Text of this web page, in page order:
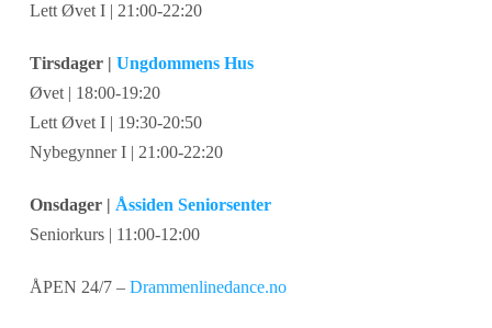
Lett Øvet I | 21:00-22:20
Tirsdager | Ungdommens Hus
Øvet | 18:00-19:20
Lett Øvet I | 19:30-20:50
Nybegynner I | 21:00-22:20
Onsdager | Åssiden Seniorsenter
Seniorkurs | 11:00-12:00
ÅPEN 24/7 – Drammenlinedance.no